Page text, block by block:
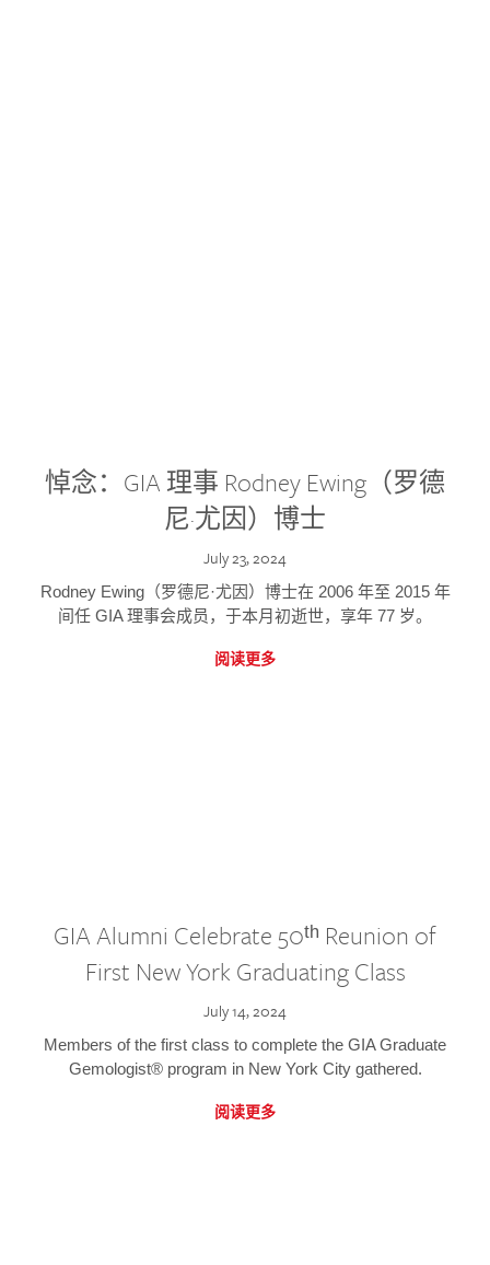
悼念：GIA 理事 Rodney Ewing（罗德
尼·尤因）博士
July 23, 2024
Rodney Ewing（罗德尼·尤因）博士在 2006 年至 2015 年
间任 GIA 理事会成员，于本月初逝世，享年 77 岁。
阅读更多
GIA Alumni Celebrate 50ᵗʰ Reunion of
First New York Graduating Class
July 14, 2024
Members of the first class to complete the GIA Graduate
Gemologist® program in New York City gathered.
阅读更多